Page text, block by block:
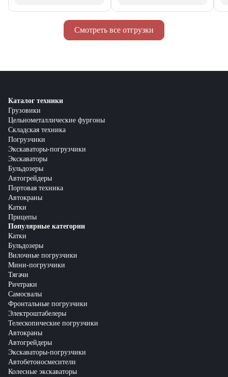
Смотреть все отгрузки
Каталог техники
Грузовики
Цельнометаллические фургоны
Складская техника
Погрузчики
Экскаваторы-погрузчики
Экскаваторы
Бульдозеры
Автогрейдеры
Портовая техника
Автокраны
Катки
Прицепы
Популярные категории
Катки
Бульдозеры
Вилочные погрузчики
Мини-погрузчики
Тягачи
Ричтраки
Самосвалы
Фронтальные погрузчики
Электроштабелеры
Телескопические погрузчики
Автокраны
Автогрейдеры
Экскаваторы-погрузчики
Автобетоносмесители
Колесные экскаваторы